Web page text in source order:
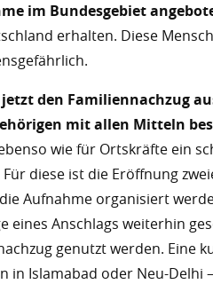
im Bundesgebiet
erhalten. Diese
den Familiennachzug
mit allen Mitteln
wie für Ortskräfte ein
diese ist die Eröffnung
Aufnahme organisiert
eines Anschlags weiterhin
genutzt werden. Eine
in Islamabad oder Neu-Delhi